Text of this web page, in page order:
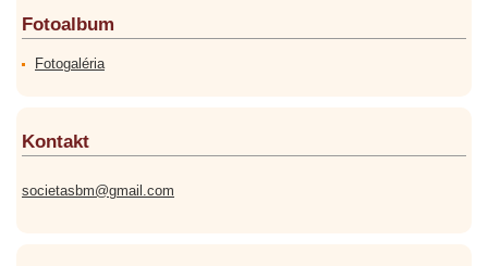
Fotoalbum
Fotogaléria
Kontakt
societasbm@gmail.com